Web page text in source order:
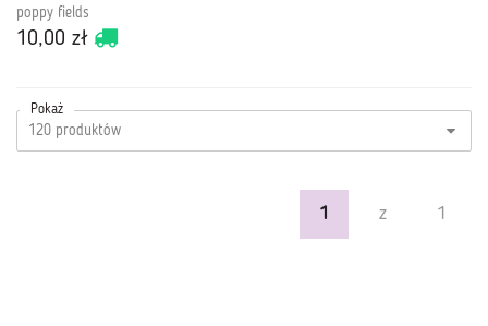
poppy fields
10,00 zł
Pokaż
1 z 1